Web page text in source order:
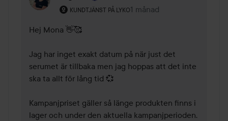
KUNDTJÄNST PÅ LYKO
Användarens roll: Kundtjänst på Lyko.
1 månad
Kommentaren lades 1
Hej Mona 👋🥰
Jag har inget exakt datum på när just det
serumet är tillbaka men jag hoppas att det inte
ska ta allt för lång tid 💞
Kampanjpriset gäller så länge produkten finns i
lager och under den aktuella kampanjperioden.